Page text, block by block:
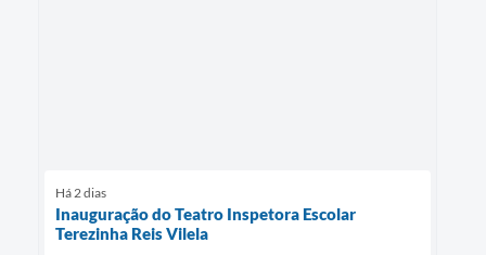
Há 2 dias
Inauguração do Teatro Inspetora Escolar
Terezinha Reis Vilela